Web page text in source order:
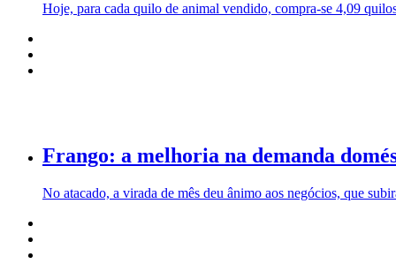
Hoje, para cada quilo de animal vendido, compra-se 4,09
Frango: a melhoria na demanda
No atacado, a virada de mês deu ânimo aos negócios, que